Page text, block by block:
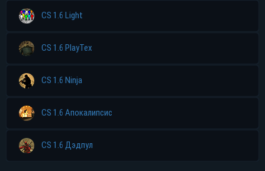
CS 1.6 Light
CS 1.6 PlayTex
CS 1.6 Ninja
CS 1.6 Апокалипсис
CS 1.6 Дэдпул